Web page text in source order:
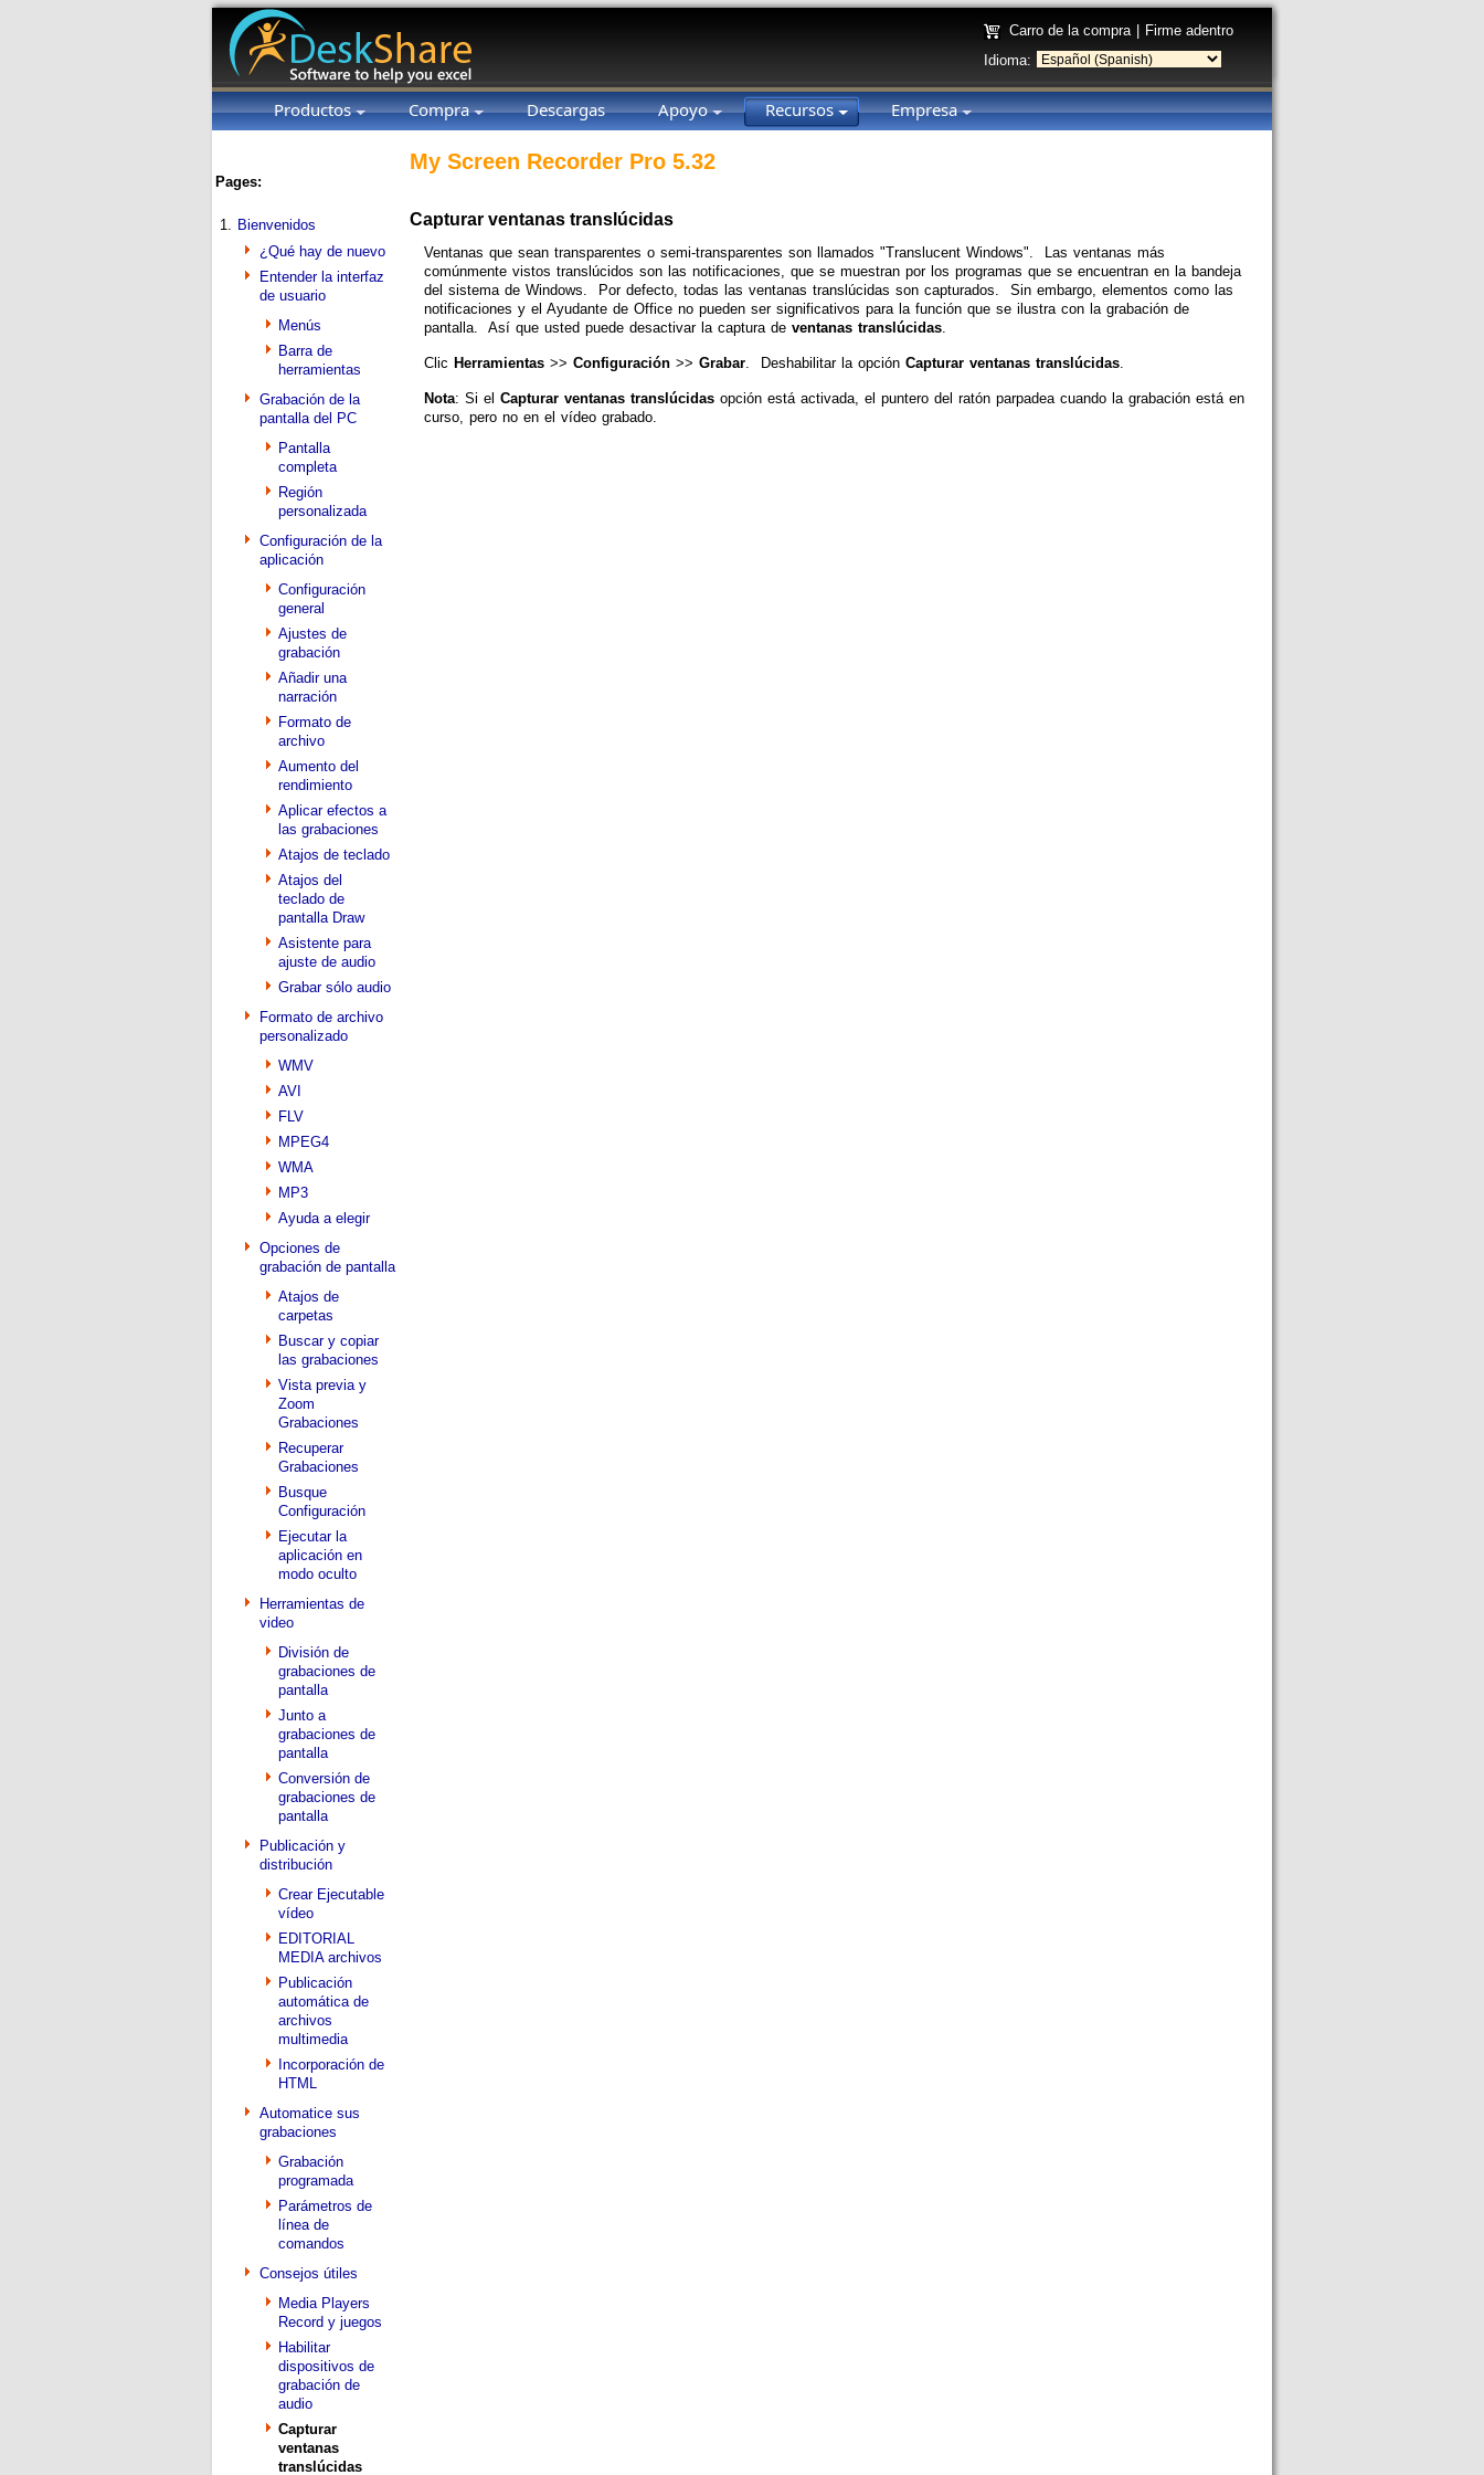
Carro de la compra
Firme adentro
Idioma:
Productos Compra Descargas Apoyo Recursos Empresa
Pages:
1. Bienvenidos
¿Qué hay de nuevo
Entender la interfaz
de usuario
Menús
Barra de
herramientas
Grabación de la
pantalla del PC
Pantalla
completa
Región
personalizada
Configuración de la
aplicación
Configuración
general
Ajustes de
grabación
Añadir una
narración
Formato de
archivo
Aumento del
rendimiento
Aplicar efectos a
las grabaciones
Atajos de teclado
Atajos del
teclado de
pantalla Draw
Asistente para
ajuste de audio
Grabar sólo audio
Formato de archivo
personalizado
WMV
AVI
FLV
MPEG4
WMA
MP3
Ayuda a elegir
Opciones de
grabación de pantalla
Atajos de
carpetas
Buscar y copiar
las grabaciones
Vista previa y
Zoom
Grabaciones
Recuperar
Grabaciones
Busque
Configuración
Ejecutar la
aplicación en
modo oculto
Herramientas de
video
División de
grabaciones de
pantalla
Junto a
grabaciones de
pantalla
Conversión de
grabaciones de
pantalla
Publicación y
distribución
Crear Ejecutable
vídeo
EDITORIAL
MEDIA archivos
Publicación
automática de
archivos
multimedia
Incorporación de
HTML
Automatice sus
grabaciones
Grabación
programada
Parámetros de
línea de
comandos
Consejos útiles
Media Players
Record y juegos
Habilitar
dispositivos de
grabación de
audio
Capturar
ventanas
translúcidas
My Screen Recorder Pro 5.32
Capturar ventanas translúcidas
Ventanas que sean transparentes o semi-transparentes son llamados "Translucent Windows". Las ventanas más
comúnmente vistos translúcidos son las notificaciones, que se muestran por los programas que se encuentran en la bandeja
del sistema de Windows. Por defecto, todas las ventanas translúcidas son capturados. Sin embargo, elementos como las
notificaciones y el Ayudante de Office no pueden ser significativos para la función que se ilustra con la grabación de
pantalla. Así que usted puede desactivar la captura de ventanas translúcidas.
Clic Herramientas >> Configuración >> Grabar. Deshabilitar la opción Capturar ventanas translúcidas.
Nota: Si el Capturar ventanas translúcidas opción está activada, el puntero del ratón parpadea cuando la grabación está en
curso, pero no en el vídeo grabado.